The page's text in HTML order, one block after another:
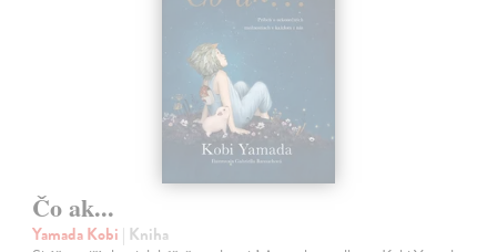
Čo ak...
Yamada Kobi | Kniha